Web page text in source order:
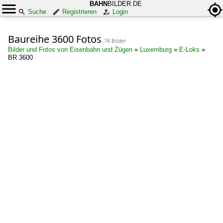
BAHN BILDER.DE
Suche
Registrieren Login
Baureihe 3600 Fotos 74 Bilder
Bilder und Fotos von Eisenbahn und Zügen » Luxemburg » E-Loks »
BR 3600